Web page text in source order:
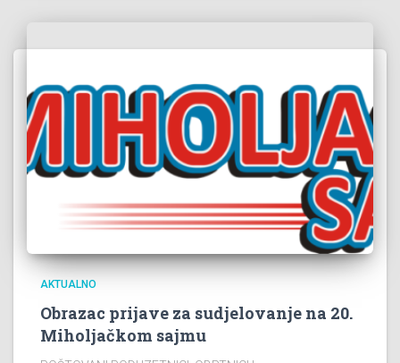
AKTUALNO
Obrazac prijave za sudjelovanje na 20.
Miholjačkom sajmu